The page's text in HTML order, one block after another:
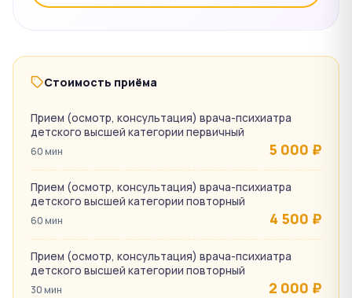
Стоимость приёма
Прием (осмотр, консультация) врача-психиатра
детского высшей категории первичный
60 мин 5 000 ₽
Прием (осмотр, консультация) врача-психиатра
детского высшей категории повторный
60 мин 4 500 ₽
Прием (осмотр, консультация) врача-психиатра
детского высшей категории повторный
30 мин 2 000 ₽